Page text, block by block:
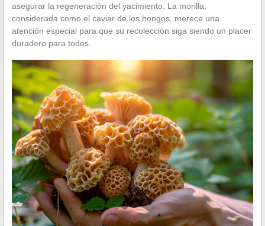
asegurar la regeneración del yacimiento. La morilla,
considerada como el caviar de los hongos, merece una
atención especial para que su recolección siga siendo un placer
duradero para todos.